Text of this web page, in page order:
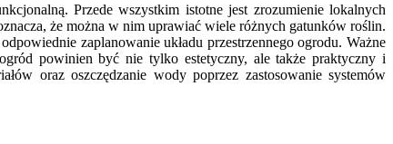
Przede wszystkim istotne jest zrozumienie lokalnych
że można w nim uprawiać wiele różnych gatunków roślin.
zaplanowanie układu przestrzennego ogrodu. Ważne
powinien być nie tylko estetyczny, ale także praktyczny i
oraz oszczędzanie wody poprzez zastosowanie systemów